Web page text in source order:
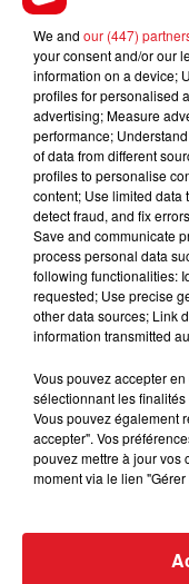
15 juillet 2026
BÉTHUNE:
VOLONTAIRE
Selon les
à des prostituées
13 juillet 2026
WINGLES: UN
La victime a
We and our (447)
your consent and/or our
information on a device;
profiles for personalised
advertising; Measure
performance;
of data from different
profiles to personalise
content; Use limited data
detect fraud, and fix
Save and communicate
process personal data
following functionalities:
requested; Use precise
other data sources; Link
information transmitted
Vous pouvez accepter
sélectionnant les
Vous pouvez également
accepter". Vos
pouvez mettre à jour vos
moment via le lien